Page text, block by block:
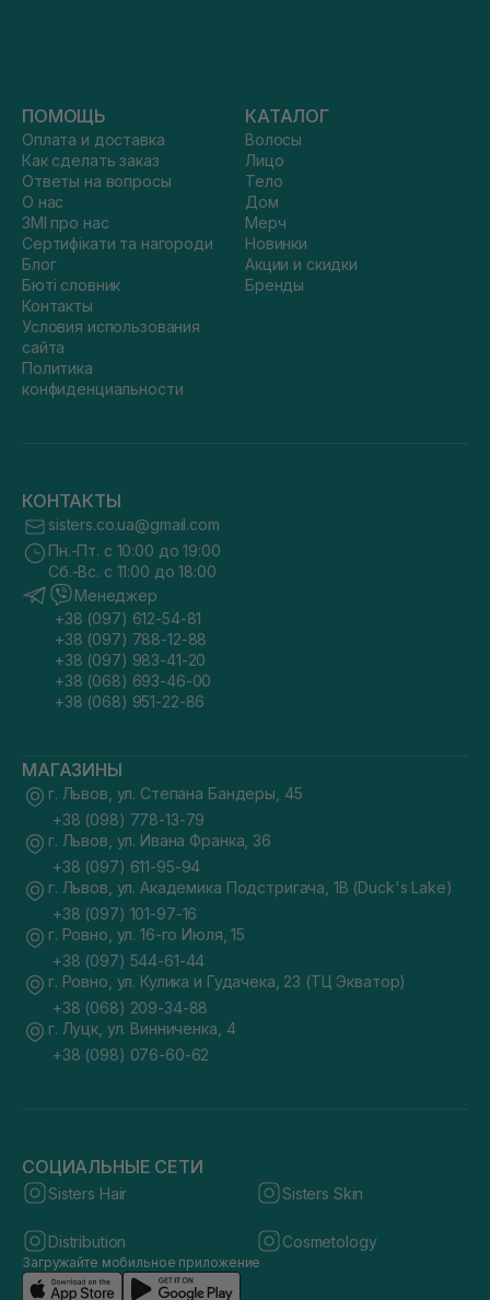
ПОМОЩЬ
Оплата и доставка
Как сделать заказ
Ответы на вопросы
О нас
ЗМІ про нас
Сертифікати та нагороди
Блог
Бюті словник
Контакты
Условия использования
сайта
Политика
конфиденциальности
КАТАЛОГ
Волосы
Лицо
Тело
Дом
Мерч
Новинки
Акции и скидки
Бренды
КОНТАКТЫ
sisters.co.ua@gmail.com
Пн.-Пт. с 10:00 до 19:00
Сб.-Вс. с 11:00 до 18:00
Менеджер
+38 (097) 612-54-81
+38 (097) 788-12-88
+38 (097) 983-41-20
+38 (068) 693-46-00
+38 (068) 951-22-86
МАГАЗИНЫ
г. Львов, ул. Степана Бандеры, 45
+38 (098) 778-13-79
г. Львов, ул. Ивана Франка, 36
+38 (097) 611-95-94
г. Львов, ул. Академика Подстригача, 1В (Duck's Lake)
+38 (097) 101-97-16
г. Ровно, ул. 16-го Июля, 15
+38 (097) 544-61-44
г. Ровно, ул. Кулика и Гудачека, 23 (ТЦ Экватор)
+38 (068) 209-34-88
г. Луцк, ул. Винниченка, 4
+38 (098) 076-60-62
СОЦИАЛЬНЫЕ СЕТИ
Sisters Hair Sisters Skin
Distribution Cosmetology
Загружайте мобильное приложение